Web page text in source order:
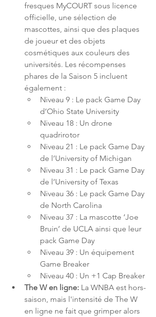
fresques MyCOURT sous licence
officielle, une sélection de
mascottes, ainsi que des plaques
de joueur et des objets
cosmétiques aux couleurs des
universités. Les récompenses
phares de la Saison 5 incluent
également :
Niveau 9 : Le pack Game Day
d’Ohio State University
Niveau 18 : Un drone
quadrirotor
Niveau 21 : Le pack Game Day
de l’University of Michigan
Niveau 31 : Le pack Game Day
de l’University of Texas
Niveau 36 : Le pack Game Day
de North Carolina
Niveau 37 : La mascotte ‘Joe
Bruin’ de UCLA ainsi que leur
pack Game Day
Niveau 39 : Un équipement
Game Breaker
Niveau 40 : Un +1 Cap Breaker
The W en ligne: La WNBA est hors-
saison, mais l'intensité de The W
en ligne ne fait que grimper alors